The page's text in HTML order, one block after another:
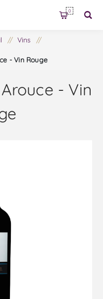
0
/ Vins /
- Vin Rouge
- Vin